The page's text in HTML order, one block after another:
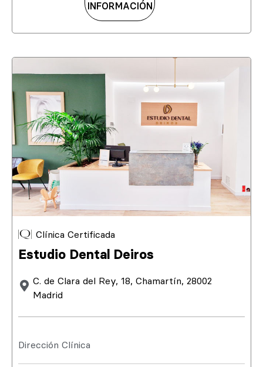
INFORMACIÓN
Clínica Certificada
Estudio Dental Deiros
C. de Clara del Rey, 18, Chamartín, 28002
Madrid
Dirección Clínica